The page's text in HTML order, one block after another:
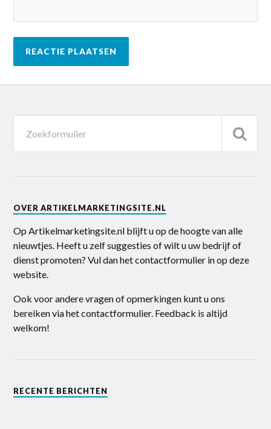
OVER ARTIKELMARKETINGSITE.NL
Op Artikelmarketingsite.nl blijft u op de hoogte van alle
nieuwtjes. Heeft u zelf suggesties of wilt u uw bedrijf of
dienst promoten? Vul dan het contactformulier in op deze
website.
Ook voor andere vragen of opmerkingen kunt u ons
bereiken via het contactformulier. Feedback is altijd
welkom!
RECENTE BERICHTEN